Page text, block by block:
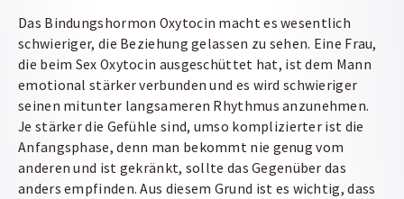
Das Bindungshormon Oxytocin macht es wesentlich
schwieriger, die Beziehung gelassen zu sehen. Eine Frau,
die beim Sex Oxytocin ausgeschüttet hat, ist dem Mann
emotional stärker verbunden und es wird schwieriger
seinen mitunter langsameren Rhythmus anzunehmen.
Je stärker die Gefühle sind, umso komplizierter ist die
Anfangsphase, denn man bekommt nie genug vom
anderen und ist gekränkt, sollte das Gegenüber das
anders empfinden. Aus diesem Grund ist es wichtig, dass